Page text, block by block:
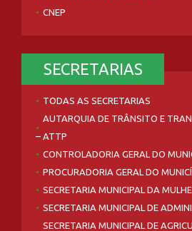
CNEP
SECRETARIAS
TODAS AS SECRETARIAS
AUTARQUIA DE TRÂNSITO E
– ATTP
CONTROLADORIA GERAL DO
PROCURADORIA GERAL DO
SECRETARIA MUNICIPAL DA
SECRETARIA MUNICIPAL DE
SECRETARIA MUNICIPAL DE